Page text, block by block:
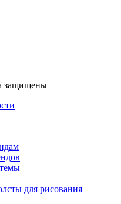
защищены
для рисования